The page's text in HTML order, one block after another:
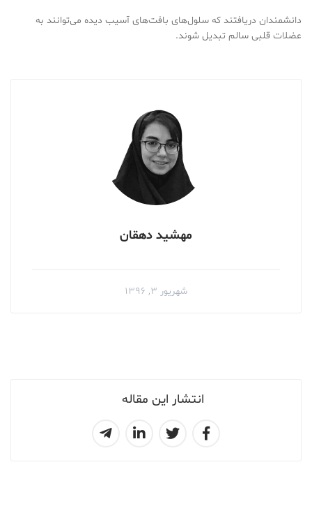
انتشار این مقاله
دانشمندان دریافتند که سلول‌های بافت‌های آسیب دیده می‌توانند به
عضلات قلبی سالم تبدیل شوند.
مهشید دهقان
شهریور ۳, ۱۳۹۶